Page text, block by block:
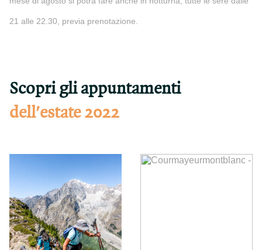
21 alle 22.30, previa prenotazione.
Scopri gli appuntamenti
dell'estate 2022